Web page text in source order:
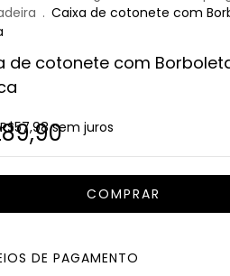
. Caixa de cotonete com
de cotonete com
R$57,98 sem juros
DE PAGAMENTO